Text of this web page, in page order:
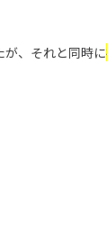
が、それと同時に